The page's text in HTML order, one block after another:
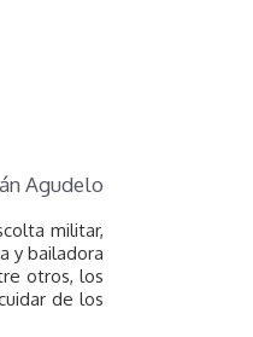
Agudelo
militar,
y bailadora
otros, los
de los